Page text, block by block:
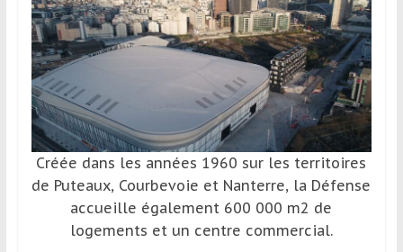
tout
en
profitant
de
découverte
culturelle
d’un
pays
Créée dans les années 1960 sur les territoires
de Puteaux, Courbevoie et Nanterre, la Défense
accueille également 600 000 m2 de
logements et un centre commercial.